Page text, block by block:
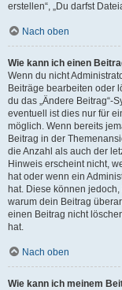
erstellen“, „Du darfst
Nach oben
Wie kann ich einen
Wenn du nicht
Beiträge bearbeiten oder
du das „Ändere Beitrag“-
eventuell ist dies nur für
möglich. Wenn bereits
Beitrag in der
die Anzahl als auch der
Hinweis erscheint nicht,
hat oder wenn ein
hat. Diese können
warum dein Beitrag
einen Beitrag nicht
hat.
Nach oben
Wie kann ich meinem